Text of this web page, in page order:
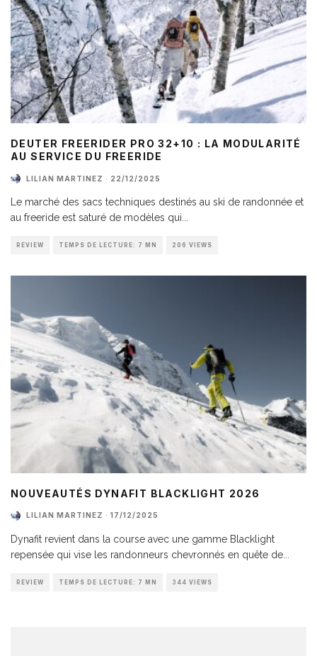
DEUTER FREERIDER PRO 32+10 : LA MODULARITÉ
AU SERVICE DU FREERIDE
LILIAN MARTINEZ · 22/12/2025
Le marché des sacs techniques destinés au ski de randonnée et
au freeride est saturé de modèles qui
REVIEW TEMPS DE LECTURE: 7 MN 206 VIEWS
NOUVEAUTÉS DYNAFIT BLACKLIGHT 2026
LILIAN MARTINEZ · 17/12/2025
Dynafit revient dans la course avec une gamme Blacklight
repensée qui vise les randonneurs chevronnés en quête de
REVIEW TEMPS DE LECTURE: 7 MN 344 VIEWS